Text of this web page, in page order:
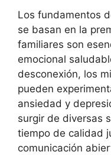
Los fundamentos
se basan en la
familiares son
emocional
desconexión, los
pueden
ansiedad y
surgir de diversas
tiempo de calidad
comunicación